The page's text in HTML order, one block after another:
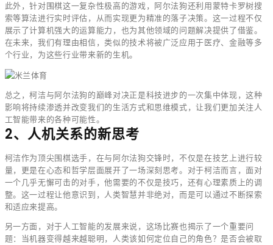
此外，针对围棋这一复杂性极高的游戏，阿尔法狗还利用蒙特卡罗树搜
索等算法进行实时评估，从而实现更为精准的落子决策。这一过程不仅
展示了计算机强大的运算能力，也为其他领域的问题解决提供了借鉴。
在未来，我们有理由相信，类似的技术将被广泛应用于医疗、金融等多
个行业，为这些行业带来新的生机。
总之，柯洁与阿尔法狗的巅峰对决正是科技进步的一次集中体现，这种
影响将持续渗透并改变我们的生活方式和思维模式，让我们更加关注人
工智能带来的各种可能性。
2、人机关系的新思考
柯洁作为顶尖围棋选手，在与阿尔法狗交锋时，不仅是在技艺上进行较
量，更是在心态和哲学层面展开了一场深刻思考。对于柯洁而言，面对
一个几乎无懈可击的对手，他需要的不仅是技巧，还有心理素质上的调
整。这一过程让他意识到，人类智慧并非绝对，而是可以通过不断探索
和适应来提高。
另一方面，对于人工智能的发展来说，这场比赛也揭示了一个重要问
题：当机器变得越来越聪明，人类该如何定位自己的角色？是否会被取